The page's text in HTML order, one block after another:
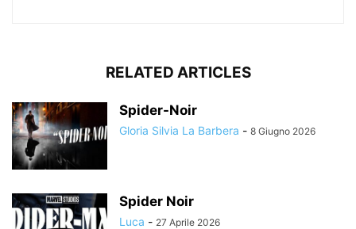
RELATED ARTICLES
Spider-Noir
Gloria Silvia La Barbera - 8 Giugno 2026
Spider Noir
Luca - 27 Aprile 2026